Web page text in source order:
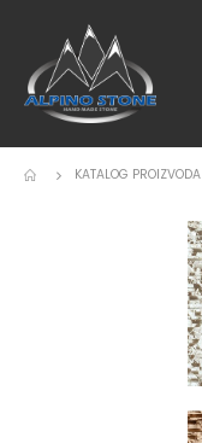
KATALOG PROIZVODA